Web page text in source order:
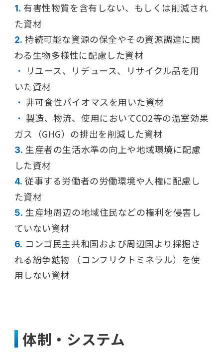
1. 有害性物質を含有しない、もしくは削減され
た資材
2. 持続可能な資源の保全やその資源調達に関
わる生物多様性に配慮した資材
・
リユース、リデュース、リサイクル品を用
いた資材
・ 非可食性バイオマスを用いた資材
・ 製造、物流、使用においてCO2等の温室効果
ガス（GHG）の排出を削減した資材
3. 生産者の生活水準の向上や地域環境に配慮
した資材
4. 従事する労働者の労働環境や人権に配慮し
た資材
5. 生産地周辺の地域住民などの権利を侵害し
ていない資材
6. コンゴ民主共和国および周辺国より採掘さ
れる紛争鉱物 （コンフリクトミネラル）を使
用しない資材
体制・システム